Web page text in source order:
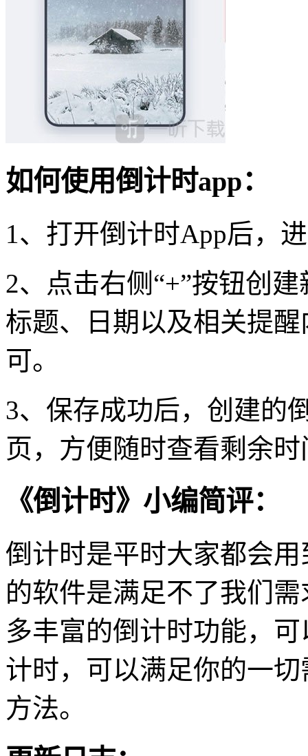
如何使用倒计时app：
1、打开倒计时App后，
2、点击右侧“+”按钮创
标题、日期以及相关提
可。
3、保存成功后，创建的
页，方便随时查看剩余时
《倒计时》小编简评：
倒计时是平时大家都会
的软件是满足不了我们
多丰富的倒计时功能，
计时，可以满足你的一
方法。